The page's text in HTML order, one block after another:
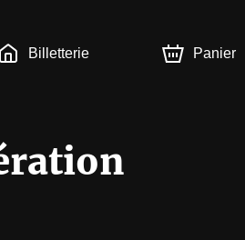
Billetterie Panier